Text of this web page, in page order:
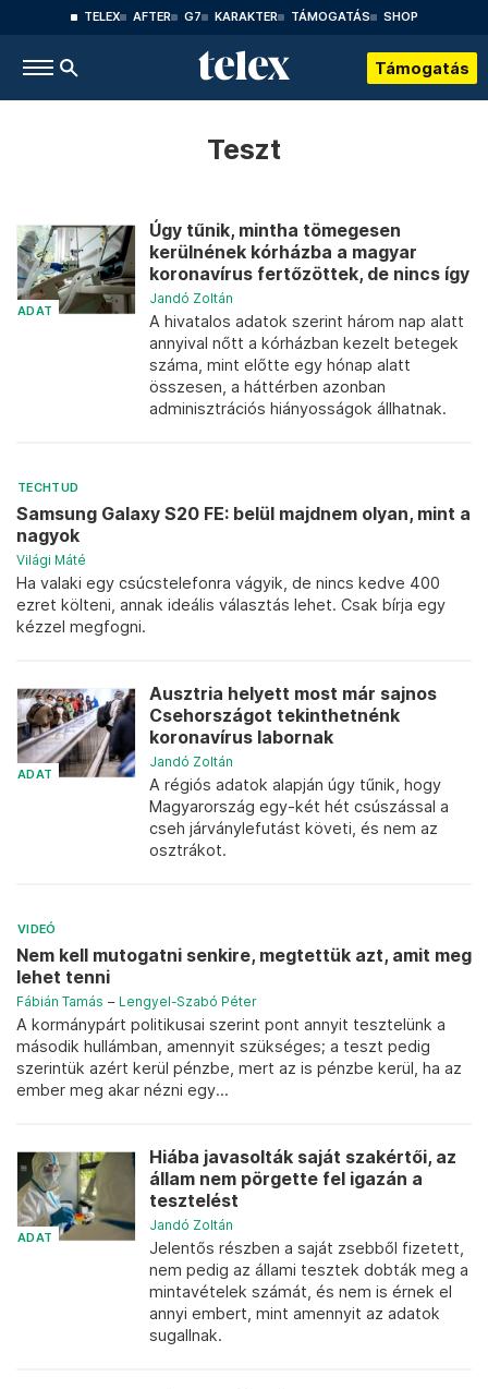
TELEX AFTER G7 KARAKTER TÁMOGATÁS SHOP
Támogatás
Teszt
ADAT
Úgy tűnik, mintha tömegesen
kerülnének kórházba a magyar
koronavírus fertőzöttek, de nincs így
Jandó Zoltán
A hivatalos adatok szerint három nap alatt
annyival nőtt a kórházban kezelt betegek
száma, mint előtte egy hónap alatt
összesen, a háttérben azonban
adminisztrációs hiányosságok állhatnak.
TECHTUD
Samsung Galaxy S20 FE: belül majdnem olyan, mint a
nagyok
Világi Máté
Ha valaki egy csúcstelefonra vágyik, de nincs kedve 400
ezret költeni, annak ideális választás lehet. Csak bírja egy
kézzel megfogni.
ADAT
Ausztria helyett most már sajnos
Csehországot tekinthetnénk
koronavírus labornak
Jandó Zoltán
A régiós adatok alapján úgy tűnik, hogy
Magyarország egy-két hét csúszással a
cseh járványlefutást követi, és nem az
osztrákot.
VIDEÓ
Nem kell mutogatni senkire, megtettük azt, amit meg
lehet tenni
Fábián Tamás – Lengyel-Szabó Péter
A kormánypárt politikusai szerint pont annyit tesztelünk a
második hullámban, amennyit szükséges; a teszt pedig
szerintük azért kerül pénzbe, mert az is pénzbe kerül, ha az
ember meg akar nézni egy...
ADAT
Hiába javasolták saját szakértői, az
állam nem pörgette fel igazán a
tesztelést
Jandó Zoltán
Jelentős részben a saját zsebből fizetett,
nem pedig az állami tesztek dobták meg a
mintavételek számát, és nem is érnek el
annyi embert, mint amennyit az adatok
sugallnak.